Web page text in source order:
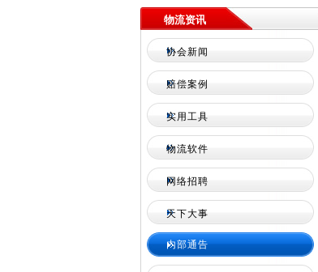
物流资讯
协会新闻
赔偿案例
实用工具
物流软件
网络招聘
天下大事
内部通告